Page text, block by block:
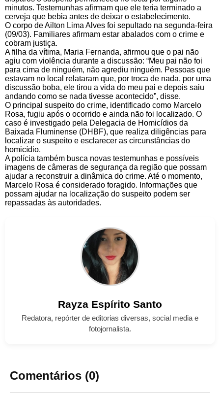
minutos. Testemunhas afirmam que ele teria terminado a
cerveja que bebia antes de deixar o estabelecimento.
O corpo de Ailton Lima Alves foi sepultado na segunda-feira
(09/03). Familiares afirmam estar abalados com o crime e
cobram justiça.
A filha da vítima, Maria Fernanda, afirmou que o pai não
agiu com violência durante a discussão: “Meu pai não foi
para cima de ninguém, não agrediu ninguém. Pessoas que
estavam no local relataram que, por troca de nada, por uma
discussão boba, ele tirou a vida do meu pai e depois saiu
andando como se nada tivesse acontecido”, disse.
O principal suspeito do crime, identificado como Marcelo
Rosa, fugiu após o ocorrido e ainda não foi localizado. O
caso é investigado pela Delegacia de Homicídios da
Baixada Fluminense (DHBF), que realiza diligências para
localizar o suspeito e esclarecer as circunstâncias do
homicídio.
A polícia também busca novas testemunhas e possíveis
imagens de câmeras de segurança da região que possam
ajudar a reconstruir a dinâmica do crime. Até o momento,
Marcelo Rosa é considerado foragido. Informações que
possam ajudar na localização do suspeito podem ser
repassadas às autoridades.
Rayza Espírito Santo
Redatora, repórter de editorias diversas, social media e
fotojornalista.
Comentários (0)